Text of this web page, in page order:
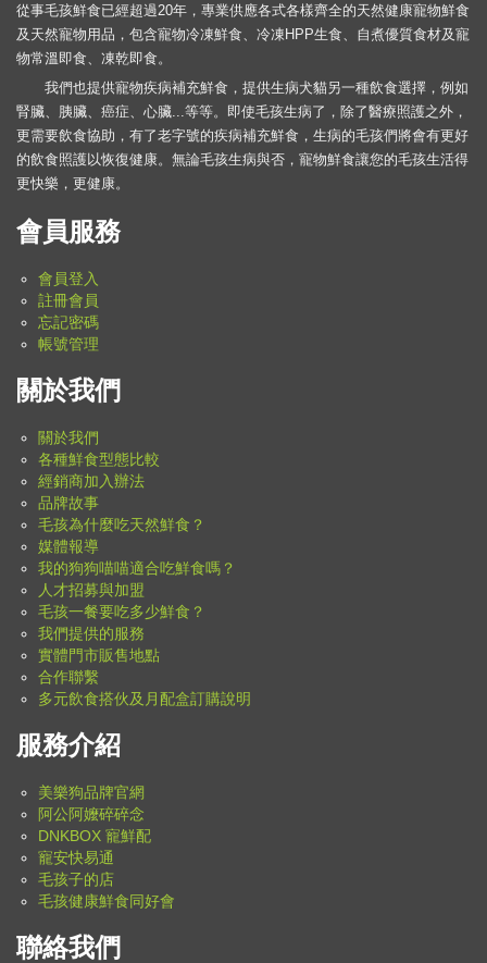
從事毛孩鮮食已經超過20年，專業供應各式各樣齊全的天然健康寵物鮮食
及天然寵物用品，包含寵物冷凍鮮食、冷凍HPP生食、自煮優質食材及寵
物常溫即食、凍乾即食。
我們也提供寵物疾病補充鮮食，提供生病犬貓另一種飲食選擇，例如
腎臟、胰臟、癌症、心臟...等等。即使毛孩生病了，除了醫療照護之外，
更需要飲食協助，有了老字號的疾病補充鮮食，生病的毛孩們將會有更好
的飲食照護以恢復健康。無論毛孩生病與否，寵物鮮食讓您的毛孩生活得
更快樂，更健康。
會員服務
會員登入
註冊會員
忘記密碼
帳號管理
關於我們
關於我們
各種鮮食型態比較
經銷商加入辦法
品牌故事
毛孩為什麼吃天然鮮食？
媒體報導
我的狗狗喵喵適合吃鮮食嗎？
人才招募與加盟
毛孩一餐要吃多少鮮食？
我們提供的服務
實體門市販售地點
合作聯繫
多元飲食搭伙及月配盒訂購說明
服務介紹
美樂狗品牌官網
阿公阿嬤碎碎念
DNKBOX 寵鮮配
寵安快易通
毛孩子的店
毛孩健康鮮食同好會
聯絡我們